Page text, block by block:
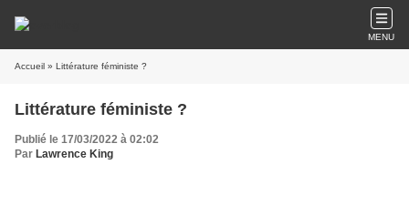
MENU
Accueil » Littérature féministe ?
Littérature féministe ?
Publié le 17/03/2022 à 02:02
Par Lawrence King